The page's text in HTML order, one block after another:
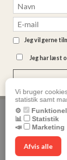
Vi bruger
bedste oplevelse
Læs mere om
Jeg vil gerne
Jeg har læst
Vi bruger
statistik samt
⚙️
📊
Statistik
📣
Marketing
Afvis alle